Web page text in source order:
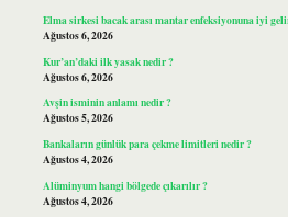
Elma sirkesi bacak arası mantar enfeksiyonuna iyi
Ağustos 6, 2026
Kur’an’daki ilk yasak nedir ?
Ağustos 6, 2026
Avşin isminin anlamı nedir ?
Ağustos 5, 2026
Bankaların günlük para çekme limitleri nedir ?
Ağustos 4, 2026
Alüminyum hangi bölgede çıkarılır ?
Ağustos 4, 2026